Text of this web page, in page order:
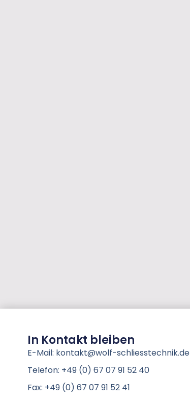
In Kontakt bleiben
E-Mail: kontakt@wolf-schliesstechnik.de
Telefon: +49 (0) 67 07 91 52 40
Fax: +49 (0) 67 07 91 52 41